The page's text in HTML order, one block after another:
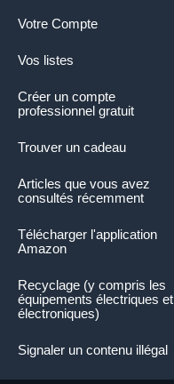
Votre Compte
Vos listes
Créer un compte
professionnel gratuit
Trouver un cadeau
Articles que vous avez
consultés récemment
Télécharger l'application
Amazon
Recyclage (y compris les
équipements électriques et
électroniques)
Signaler un contenu illégal